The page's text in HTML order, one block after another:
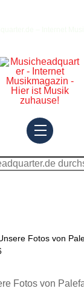
Menu
Fotos von